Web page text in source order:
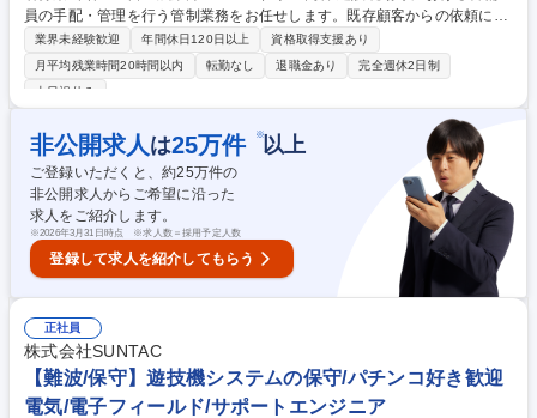
員の手配・管理を行う管制業務をお任せします。既存顧客からの依頼に基
づき、現場ニーズに合わせた人員配置を調整。電話対応を中心とした内勤
メインの業務で、現場巡回も行います。 建設・土木現場等へ配置する警備
員の手配および管理全般を担当します。 ・既存顧客からの電話受注、警備
訪問（適正な警備実施の確認、ヒアリング） ※入社後10日間程度は現場
での警備研修を実施し、業務フローを習得していただきます。年に数回、
応援として現場に出ることもありますが、基本は事務所内でのコントロー
ル業務です。 募集職種 【大阪/貝塚】警備部門の管制員/経験者募集/年休1
22日・残業月0～2h！
業界未経験歓迎 年間休日120日以上
資格取得支援あり
月平均残業時間20時間以内
転勤なし 退職金あり
完全週休2日制
土日祝休み
非公開求人 は25万件 ※以上
ご登録いただくと、約25万件の
非公開求人からご希望に沿った
求人をご紹介します。
※2026年3月31日時点 ※求人数＝採用予定人数
登録して求人を紹介してもらう
正社員
株式会社SUNTAC
【難波/保守】遊技機システムの保守/パチンコ好き歓迎
電気/電子フィールド/サポートエンジニア